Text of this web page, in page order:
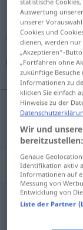
Übersicht
(Für mehr Details
دكمه
Schalter,Taste
Auswertung
unserer
Cookies und
dienen, werden nur
„Akzeptieren“-
„Fortfahren ohne
zukünftige Besuche
Informationen zu
klicken Sie einfach
Hinweise zu der
Wir und
bereitzustellen:
Genaue
Identifikation aktiv
Informationen auf
Messung von
Entwicklung von
Liste der Partner